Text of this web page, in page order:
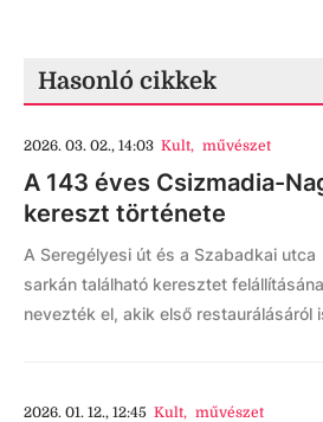
Hasonló cikkek
2026. 03. 02., 14:03 Kult, művészet
A 143 éves Csizmadia-
kereszt története
A Seregélyesi út és a Szabadkai utca
sarkán található keresztet
nevezték el, akik első restaurálásáról
2026. 01. 12., 12:45 Kult, művészet